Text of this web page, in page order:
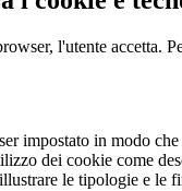
l'utente accetta.
impostato in modo
dei cookie come
le tipologie e le